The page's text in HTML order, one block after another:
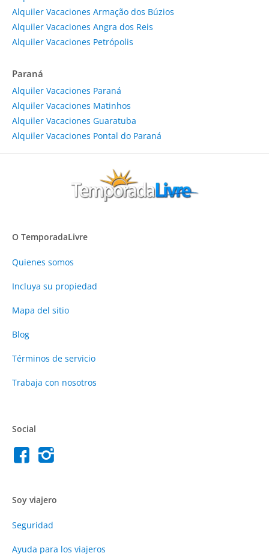
Alquiler Vacaciones Armação dos Búzios
Alquiler Vacaciones Angra dos Reis
Alquiler Vacaciones Petrópolis
Paraná
Alquiler Vacaciones Paraná
Alquiler Vacaciones Matinhos
Alquiler Vacaciones Guaratuba
Alquiler Vacaciones Pontal do Paraná
O TemporadaLivre
Quienes somos
Incluya su propiedad
Mapa del sitio
Blog
Términos de servicio
Trabaja con nosotros
Social
Soy viajero
Seguridad
Ayuda para los viajeros